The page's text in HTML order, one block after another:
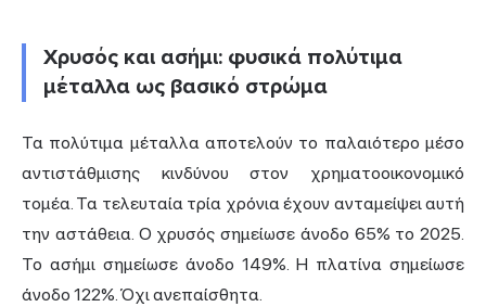
Χρυσός και ασήμι: φυσικά πολύτιμα
μέταλλα ως βασικό στρώμα
Τα πολύτιμα μέταλλα αποτελούν το παλαιότερο μέσο
αντιστάθμισης κινδύνου στον χρηματοοικονομικό
τομέα. Τα τελευταία τρία χρόνια έχουν ανταμείψει αυτή
την αστάθεια. Ο χρυσός σημείωσε άνοδο 65% το 2025.
Το ασήμι σημείωσε άνοδο 149%. Η πλατίνα σημείωσε
άνοδο 122%. Όχι ανεπαίσθητα.